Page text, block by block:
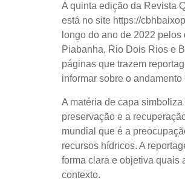
A quinta edição da Revista
está no site https://
longo do ano de 2022
Piabanha, Rio Dois Rios e
páginas que trazem
informar sobre o
A matéria de capa
preservação e a
mundial que é a
recursos hídricos. A
forma clara e objetiva quais
contexto.